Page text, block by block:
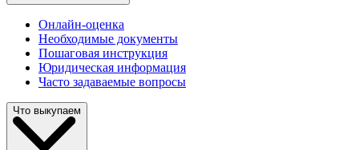
Онлайн-оценка
Необходимые документы
Пошаговая инструкция
Юридическая информация
Часто задаваемые вопросы
Что выкупаем